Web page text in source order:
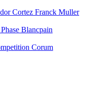
Franck Muller
Blancpain
Corum